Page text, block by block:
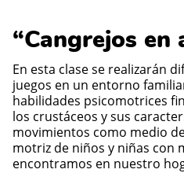
“Cangrejos en
En esta clase se realizarán diferentes actividades y
juegos en un entorno
habilidades psicomotrices
los crustáceos y sus
movimientos como medio
motriz de niños y niñas con
encontramos en nuestro